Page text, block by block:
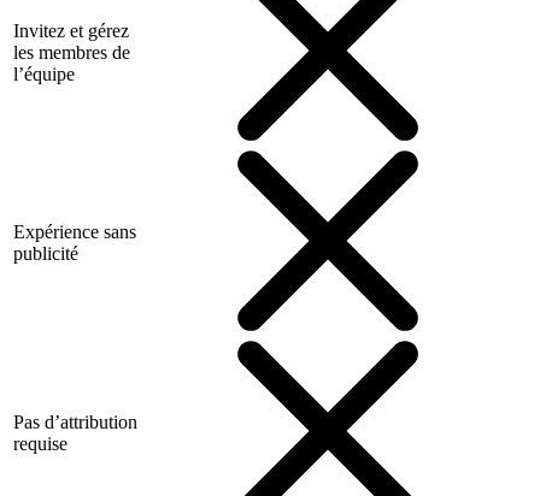
Invitez et gérez
les membres de
l’équipe
Expérience sans
publicité
Pas d’attribution
requise